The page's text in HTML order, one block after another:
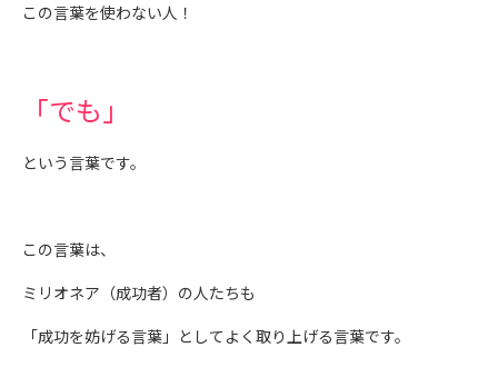
この言葉を使わない人！
「でも」
という言葉です。
この言葉は、
ミリオネア（成功者）の人たちも
「成功を妨げる言葉」としてよく取り上げる言葉です。